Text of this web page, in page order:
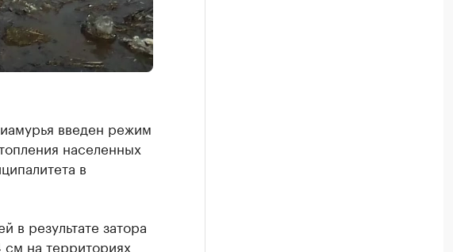
введен режим
населенных
в
в результате затора
см на территориях